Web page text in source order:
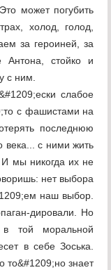
может погубить
холод, голод,
за героиней, за
Антона, стойко и
с ним.
слабое
с фашистами на
последнюю
века... с ними жить
мы никогда их не
нет выбора
наш выбор.
дировали. Но
той моральной
в себе Зоська.
то&#1209;но знает